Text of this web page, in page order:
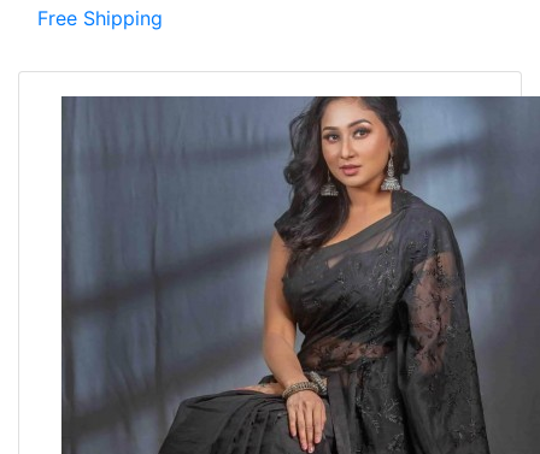
Free Shipping